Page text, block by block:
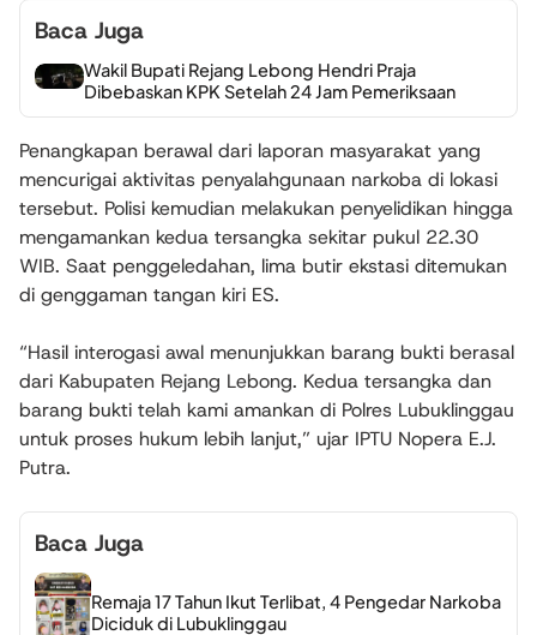
Baca Juga
Wakil Bupati Rejang Lebong Hendri Praja
Dibebaskan KPK Setelah 24 Jam Pemeriksaan
Penangkapan berawal dari laporan masyarakat yang
mencurigai aktivitas penyalahgunaan narkoba di lokasi
tersebut. Polisi kemudian melakukan penyelidikan hingga
mengamankan kedua tersangka sekitar pukul 22.30
WIB. Saat penggeledahan, lima butir ekstasi ditemukan
di genggaman tangan kiri ES.
“Hasil interogasi awal menunjukkan barang bukti berasal
dari Kabupaten Rejang Lebong. Kedua tersangka dan
barang bukti telah kami amankan di Polres Lubuklinggau
untuk proses hukum lebih lanjut,” ujar IPTU Nopera E.J.
Putra.
Baca Juga
Remaja 17 Tahun Ikut Terlibat, 4 Pengedar Narkoba
Diciduk di Lubuklinggau